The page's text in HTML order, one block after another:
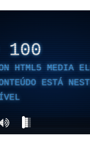
100
HTML5 MEDIA
ESTÁ